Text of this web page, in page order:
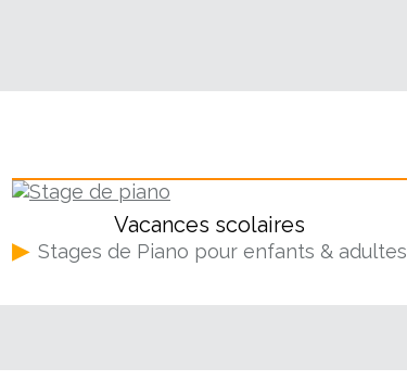
Vacances scolaires
▶ Stages de Piano pour enfants & adultes